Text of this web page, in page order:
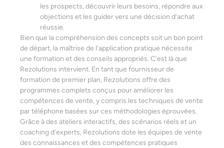
les prospects, découvrir leurs besoins, répondre aux
objections et les guider vers une décision d’achat
réussie.
Bien que la compréhension des concepts soit un bon point
de départ, la maîtrise de l’application pratique nécessite
une formation et des conseils appropriés. C’est là que
Rezolutions intervient. En tant que fournisseur de
formation de premier plan, Rezolutions offre des
programmes complets conçus pour améliorer les
compétences de vente, y compris les techniques de vente
par téléphone basées sur ces méthodologies éprouvées.
Grâce à des ateliers interactifs, des scénarios réels et un
coaching d’experts, Rezolutions dote les équipes de vente
des connaissances et des compétences pratiques